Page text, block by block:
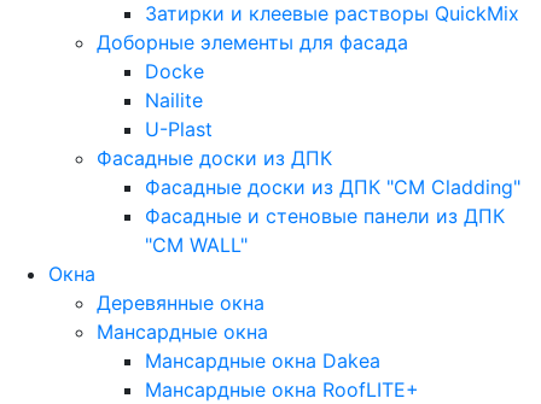
Затирки и клеевые растворы QuickMix
Доборные элементы для фасада
Docke
Nailite
U-Plast
Фасадные доски из ДПК
Фасадные доски из ДПК "CM Cladding"
Фасадные и стеновые панели из ДПК
"CM WALL"
Окна
Деревянные окна
Мансардные окна
Мансардные окна Dakea
Мансардные окна RoofLITE+